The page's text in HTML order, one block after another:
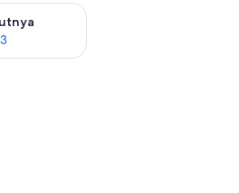
akhir pekan berikutnya Agu 21 -